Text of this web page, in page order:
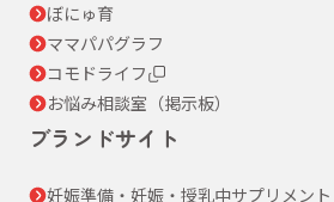
ぼにゅ育
ママパパグラフ
コモドライフ
お悩み相談室（掲示板）
ブランドサイト
妊娠準備・妊娠・授乳中サプリメント